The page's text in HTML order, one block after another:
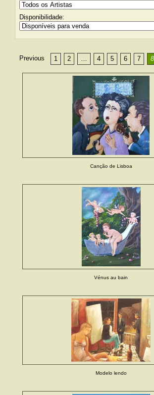
Disponibilidade:
Previous 1 2 … 4 5 6 7 8
Canção de Lisboa
Vénus au bain
Modelo lendo